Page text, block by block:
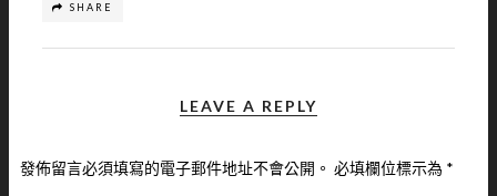
SHARE
LEAVE A REPLY
發佈留言必須填寫的電子郵件地址不會公開。 必填欄位標示為 *